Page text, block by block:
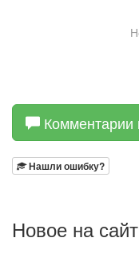
Комментарии
Нашли ошибку?
Новое на